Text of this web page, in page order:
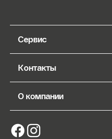
Сервис
Контакты
О компании